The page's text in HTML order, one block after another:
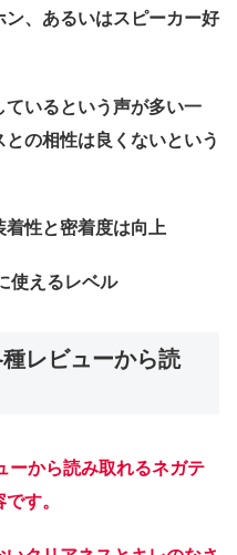
ン、あるいはスピーカー好
ているという声が多い一
の相性は良くないという
着性と密着度は向上
使えるレベル
レビューから読
ーから読み取れるネガテ
す。